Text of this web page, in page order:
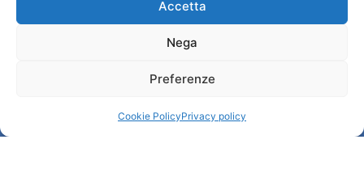
Accetta
Nega
Preferenze
Cookie PolicyPrivacy policy